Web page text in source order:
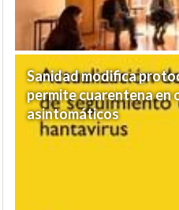
Sanidad modifica
permite cuarentena en
asintomáticos